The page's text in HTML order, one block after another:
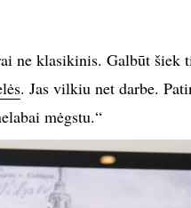
ne klasikinis. Galbūt šiek
. Jas vilkiu net darbe.
mėgstu.“